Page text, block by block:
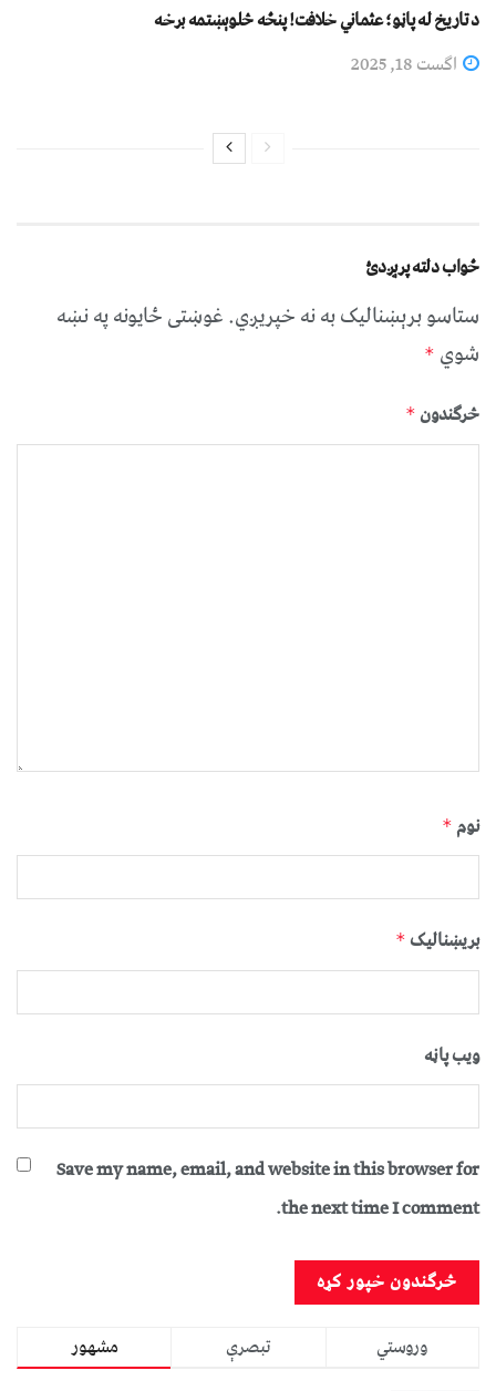
د تاریخ له پاڼو؛ عثماني خلافت! پنځه څلوېښتمه برخه
اگست 18, 2025
ځواب دلته پرېږدئ
ستاسو برېښناليک به نه خپريږي.غوښتى ځایونه په نښه
شوي *
څرگندون *
نوم *
بریښنالیک *
ویب پاڼه
Save my name, email, and website in this browser for
the next time I comment.
مشهور تبصرې
وروستي